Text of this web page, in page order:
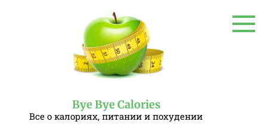
Bye Bye Calories
Все о калориях, питании и похудении